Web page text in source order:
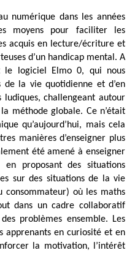
numérique dans les années
moyens pour faciliter les
acquis en lecture/écriture et
d’un handicap mental. A
le logiciel Elmo 0, qui nous
de la vie quotidienne et d’en
challengeant autour
méthode globale. Ce n’était
qu’aujourd’hui, mais cela
manières d’enseigner plus
été amené à enseigner
en proposant des situations
sur des situations de la vie
consommateur) où les maths
dans un cadre collaboratif
problèmes ensemble. Les
apprenants en curiosité et en
la motivation, l’intérêt